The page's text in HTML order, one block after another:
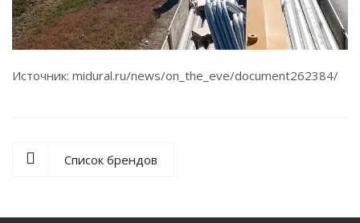
Источник: midural.ru/news/on_the_eve/document262384/
Список брендов